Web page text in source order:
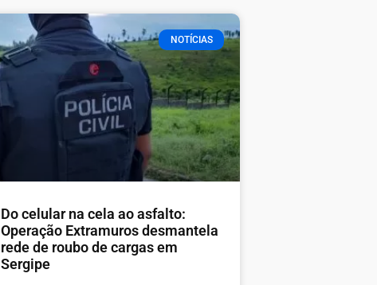
NOTÍCIAS
Do celular na cela ao asfalto:
Operação Extramuros desmantela
rede de roubo de cargas em
Sergipe